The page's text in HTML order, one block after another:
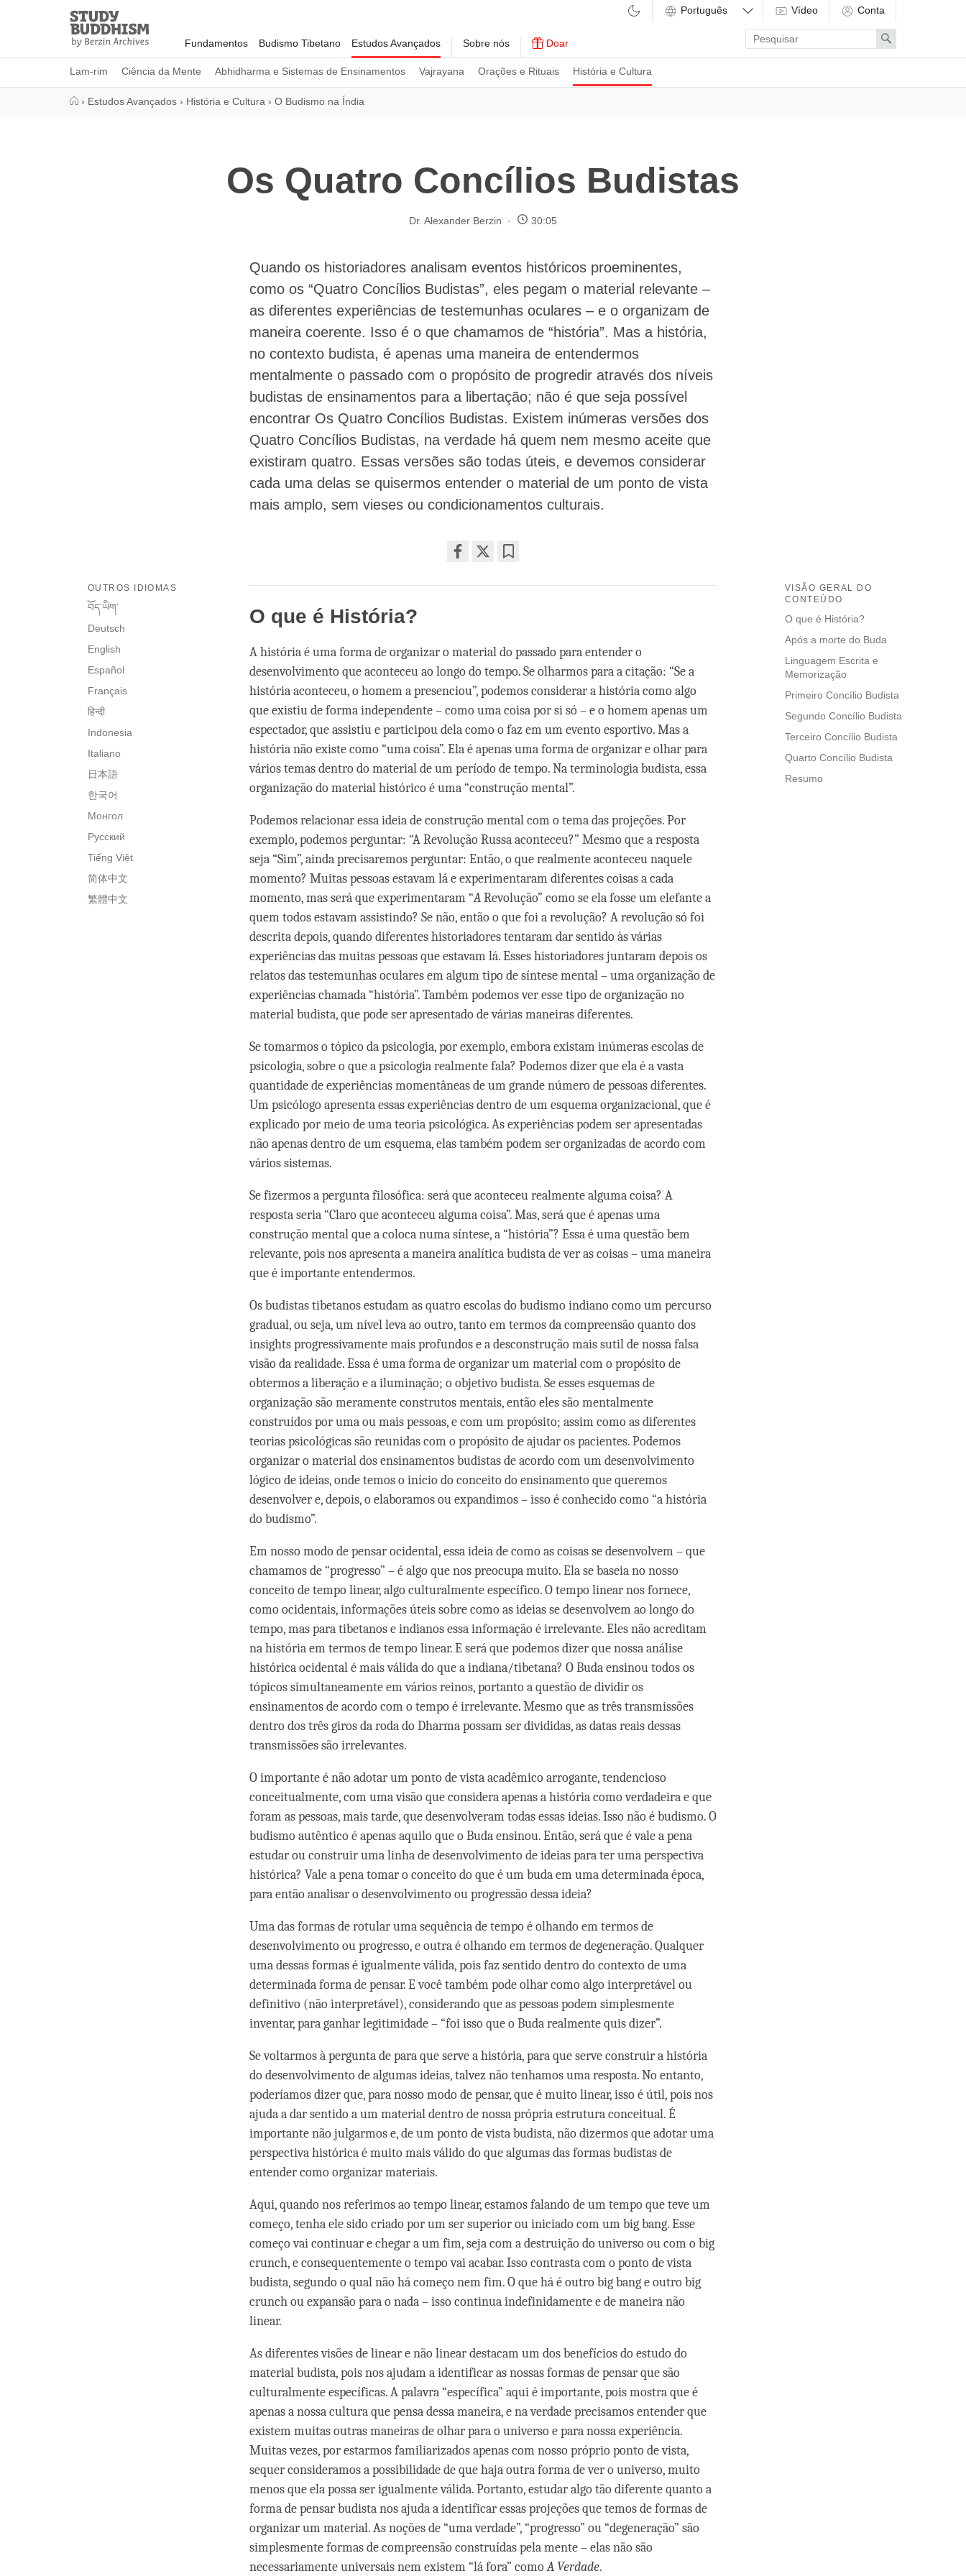
Study
Buddhism
Home
Fundamentos Budismo Tibetano Estudos Avançados
Lam-rim Ciência da Mente Abhidharma e Sistemas de Ensinamentos Vajrayana Orações e Rituais História e Cultura
Sobre nós Doar
Vídeo Conta
Enter
search
term
Search
› Estudos Avançados › História e Cultura › O Budismo na Índia
Os Quatro Concílios Budistas
Dr. Alexander Berzin 30:05
Quando os historiadores analisam eventos históricos proeminentes,
como os “Quatro Concílios Budistas”, eles pegam o material relevante –
as diferentes experiências de testemunhas oculares – e o organizam de
maneira coerente. Isso é o que chamamos de “história”. Mas a história,
no contexto budista, é apenas uma maneira de entendermos
mentalmente o passado com o propósito de progredir através dos níveis
budistas de ensinamentos para a libertação; não é que seja possível
encontrar Os Quatro Concílios Budistas. Existem inúmeras versões dos
Quatro Concílios Budistas, na verdade há quem nem mesmo aceite que
existiram quatro. Essas versões são todas úteis, e devemos considerar
cada uma delas se quisermos entender o material de um ponto de vista
mais amplo, sem vieses ou condicionamentos culturais.
on
VISÃO GERAL DO
CONTEÚDO
O que é História?
Após a morte do Buda
Linguagem Escrita e
Memorização
Primeiro Concílio Budista
Segundo Concílio Budista
Terceiro Concílio Budista
Quarto Concílio Budista
Resumo
OUTROS IDIOMAS
བོད་ཡིག་
Deutsch
English
Español
Français
हिन्दी
Indonesia
Italiano
日本語
한국어
Монгол
Русский
Tiếng Việt
简体中文
繁體中文
O que é História?
A história é uma forma de organizar o material do passado para entender o
desenvolvimento que aconteceu ao longo do tempo. Se olharmos para a citação: “Se a
história aconteceu, o homem a presenciou”, podemos considerar a história como algo
que existiu de forma independente – como uma coisa por si só – e o homem apenas um
espectador, que assistiu e participou dela como o faz em um evento esportivo. Mas a
história não existe como “uma coisa”. Ela é apenas uma forma de organizar e olhar para
vários temas dentro do material de um período de tempo. Na terminologia budista, essa
organização do material histórico é uma “construção mental”.
Podemos relacionar essa ideia de construção mental com o tema das projeções. Por
exemplo, podemos perguntar: “A Revolução Russa aconteceu?” Mesmo que a resposta
seja “Sim”, ainda precisaremos perguntar: Então, o que realmente aconteceu naquele
momento? Muitas pessoas estavam lá e experimentaram diferentes coisas a cada
momento, mas será que experimentaram “ARevolução” como se ela fosse um elefante a
quem todos estavam assistindo? Se não, então o que foi a revolução? A revolução só foi
descrita depois, quando diferentes historiadores tentaram dar sentido às várias
experiências das muitas pessoas que estavam lá. Esses historiadores juntaram depois os
relatos das testemunhas oculares em algum tipo de síntese mental – uma organização de
experiências chamada “história”. Também podemos ver esse tipo de organização no
material budista, que pode ser apresentado de várias maneiras diferentes.
Se tomarmos o tópico da psicologia, por exemplo, embora existam inúmeras escolas de
psicologia, sobre o que a psicologia realmente fala? Podemos dizer que ela é a vasta
quantidade de experiências momentâneas de um grande número de pessoas diferentes.
Um psicólogo apresenta essas experiências dentro de um esquema organizacional, que é
explicado por meio de uma teoria psicológica. As experiências podem ser apresentadas
não apenas dentro de um esquema, elas também podem ser organizadas de acordo com
vários sistemas.
Se fizermos a pergunta filosófica: será que aconteceu realmente alguma coisa? A
resposta seria “Claro que aconteceu alguma coisa”. Mas, será que é apenas uma
construção mental que a coloca numa síntese, a “história”? Essa é uma questão bem
relevante, pois nos apresenta a maneira analítica budista de ver as coisas – uma maneira
que é importante entendermos.
Os budistas tibetanos estudam as quatro escolas do budismo indiano como um percurso
gradual, ou seja, um nível leva ao outro, tanto em termos da compreensão quanto dos
insights progressivamente mais profundos e a desconstrução mais sutil de nossa falsa
visão da realidade. Essa é uma forma de organizar um material com o propósito de
obtermos a liberação e a iluminação; o objetivo budista. Se esses esquemas de
organização são meramente construtos mentais, então eles são mentalmente
construídos por uma ou mais pessoas, e com um propósito; assim como as diferentes
teorias psicológicas são reunidas com o propósito de ajudar os pacientes. Podemos
organizar o material dos ensinamentos budistas de acordo com um desenvolvimento
lógico de ideias, onde temos o início do conceito do ensinamento que queremos
desenvolver e, depois, o elaboramos ou expandimos – isso é conhecido como “a história
do budismo”.
Em nosso modo de pensar ocidental, essa ideia de como as coisas se desenvolvem – que
chamamos de “progresso” – é algo que nos preocupa muito. Ela se baseia no nosso
conceito de tempo linear, algo culturalmente específico. O tempo linear nos fornece,
como ocidentais, informações úteis sobre como as ideias se desenvolvem ao longo do
tempo, mas para tibetanos e indianos essa informação é irrelevante. Eles não acreditam
na história em termos de tempo linear. E será que podemos dizer que nossa análise
histórica ocidental é mais válida do que a indiana/tibetana? O Buda ensinou todos os
tópicos simultaneamente em vários reinos, portanto a questão de dividir os
ensinamentos de acordo com o tempo é irrelevante. Mesmo que as três transmissões
dentro dos três giros da roda do Dharma possam ser divididas, as datas reais dessas
transmissões são irrelevantes.
O importante é não adotar um ponto de vista acadêmico arrogante, tendencioso
conceitualmente, com uma visão que considera apenas a história como verdadeira e que
foram as pessoas, mais tarde, que desenvolveram todas essas ideias. Isso não é budismo. O
budismo autêntico é apenas aquilo que o Buda ensinou. Então, será que é vale a pena
estudar ou construir uma linha de desenvolvimento de ideias para ter uma perspectiva
histórica? Vale a pena tomar o conceito do que é um buda em uma determinada época,
para então analisar o desenvolvimento ou progressão dessa ideia?
Uma das formas de rotular uma sequência de tempo é olhando em termos de
desenvolvimento ou progresso, e outra é olhando em termos de degeneração. Qualquer
uma dessas formas é igualmente válida, pois faz sentido dentro do contexto de uma
determinada forma de pensar. E você também pode olhar como algo interpretável ou
definitivo (não interpretável), considerando que as pessoas podem simplesmente
inventar, para ganhar legitimidade – “foi isso que o Buda realmente quis dizer”.
Se voltarmos à pergunta de para que serve a história, para que serve construir a história
do desenvolvimento de algumas ideias, talvez não tenhamos uma resposta. No entanto,
poderíamos dizer que, para nosso modo de pensar, que é muito linear, isso é útil, pois nos
ajuda a dar sentido a um material dentro de nossa própria estrutura conceitual. É
importante não julgarmos e, de um ponto de vista budista, não dizermos que adotar uma
perspectiva histórica é muito mais válido do que algumas das formas budistas de
entender como organizar materiais.
Aqui, quando nos referimos ao tempo linear, estamos falando de um tempo que teve um
começo, tenha ele sido criado por um ser superior ou iniciado com um big bang. Esse
começo vai continuar e chegar a um fim, seja com a destruição do universo ou com o big
crunch, e consequentemente o tempo vai acabar. Isso contrasta com o ponto de vista
budista, segundo o qual não há começo nem fim. O que há é outro big bang e outro big
crunch ou expansão para o nada – isso continua indefinidamente e de maneira não
linear.
As diferentes visões de linear e não linear destacam um dos benefícios do estudo do
material budista, pois nos ajudam a identificar as nossas formas de pensar que são
culturalmente específicas. A palavra “específica” aqui é importante, pois mostra que é
apenas a nossa cultura que pensa dessa maneira, e na verdade precisamos entender que
existem muitas outras maneiras de olhar para o universo e para nossa experiência.
Muitas vezes, por estarmos familiarizados apenas com nosso próprio ponto de vista,
sequer consideramos a possibilidade de que haja outra forma de ver o universo, muito
menos que ela possa ser igualmente válida. Portanto, estudar algo tão diferente quanto a
forma de pensar budista nos ajuda a identificar essas projeções que temos de formas de
organizar um material. As noções de “uma verdade”, “progresso” ou “degeneração” são
simplesmente formas de compreensão construídas pela mente – elas não são
necessariamente universais nem existem “lá fora” comoA Verdade.